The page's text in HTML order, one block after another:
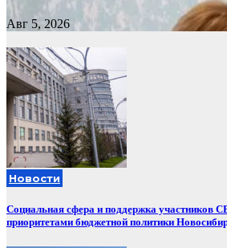
Авг 5, 2026
Новости
Социальная сфера и поддержка участников
приоритетами бюджетной политики